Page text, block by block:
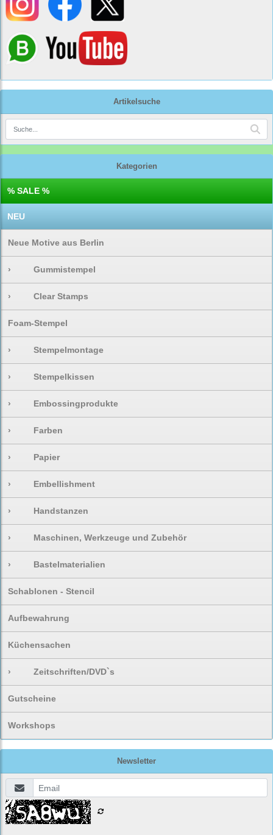
Artikelsuche
Kategorien
% SALE %
NEU
Neue Motive aus Berlin
› Gummistempel
› Clear Stamps
Foam-Stempel
› Stempelmontage
› Stempelkissen
› Embossingprodukte
› Farben
› Papier
› Embellishment
› Handstanzen
› Maschinen, Werkzeuge und Zubehör
› Bastelmaterialien
Schablonen - Stencil
Aufbewahrung
Küchensachen
› Zeitschriften/DVD`s
Gutscheine
Workshops
Newsletter